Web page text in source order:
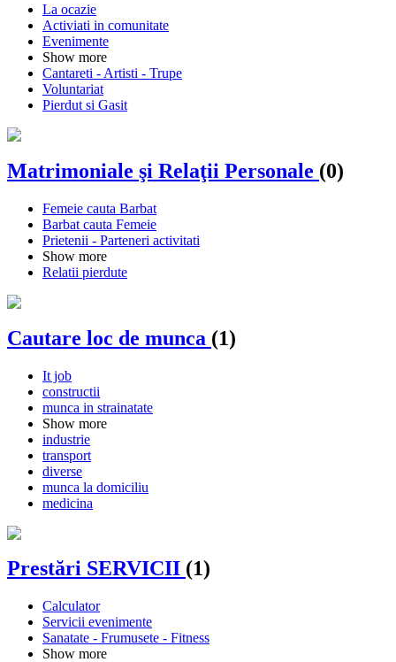
La ocazie
Activiati in comunitate
Evenimente
Show more
Cantareti - Artisti - Trupe
Voluntariat
Pierdut si Gasit
Matrimoniale şi Relaţii Personale (0)
Femeie cauta Barbat
Barbat cauta Femeie
Prietenii - Parteneri activitati
Show more
Relatii pierdute
Cautare loc de munca (1)
It job
constructii
munca in strainatate
Show more
industrie
transport
diverse
munca la domiciliu
medicina
Prestări SERVICII (1)
Calculator
Servicii evenimente
Sanatate - Frumusete - Fitness
Show more